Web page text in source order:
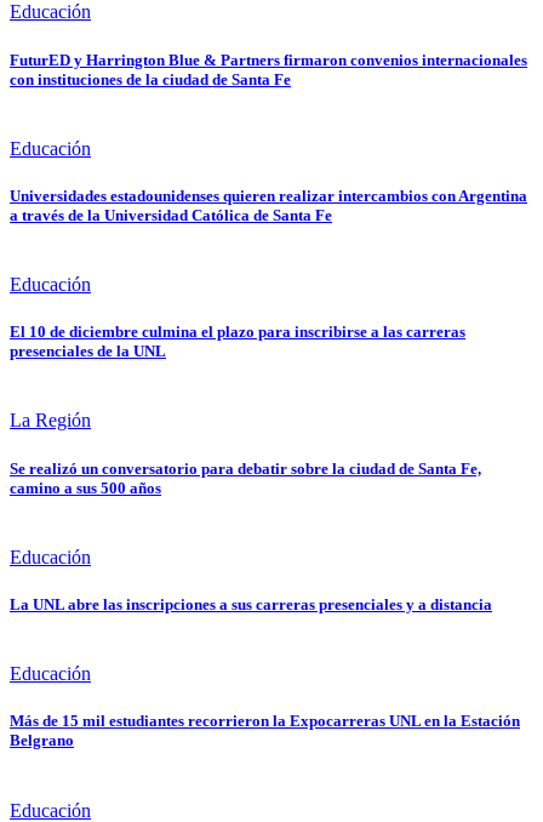
Educación
FuturED y Harrington Blue & Partners firmaron convenios internacionales
con instituciones de la ciudad de Santa Fe
Educación
Universidades estadounidenses quieren realizar intercambios con Argentina
a través de la Universidad Católica de Santa Fe
Educación
El 10 de diciembre culmina el plazo para inscribirse a las carreras
presenciales de la UNL
La Región
Se realizó un conversatorio para debatir sobre la ciudad de Santa Fe,
camino a sus 500 años
Educación
La UNL abre las inscripciones a sus carreras presenciales y a distancia
Educación
Más de 15 mil estudiantes recorrieron la Expocarreras UNL en la Estación
Belgrano
Educación